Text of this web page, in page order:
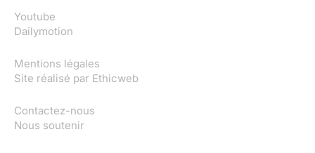
Youtube
Dailymotion
Mentions légales
Site réalisé par Ethicweb
Contactez-nous
Nous soutenir